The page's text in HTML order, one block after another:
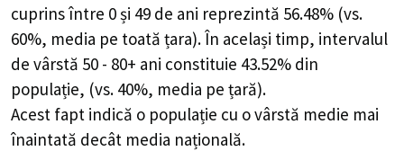
cuprins între 0 și 49 de ani reprezintă 56.48% (vs.
60%, media pe toată țara). În același timp, intervalul
de vârstă 50 - 80+ ani constituie 43.52% din
populație, (vs. 40%, media pe țară).
Acest fapt indică o populație cu o vârstă medie mai
înaintată decât media națională.